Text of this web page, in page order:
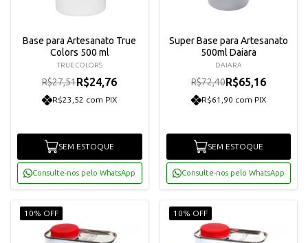
Base para Artesanato True
Colors 500 ml
TRUE COLORS
R$27,51R$24,76
R$23,52 com PIX
SEM ESTOQUE
Consulte-nos pelo WhatsApp
Super Base para Artesanato
500ml Daiara
DAIARA
R$72,40R$65,16
R$61,90 com PIX
SEM ESTOQUE
Consulte-nos pelo WhatsApp
10% OFF 10% OFF